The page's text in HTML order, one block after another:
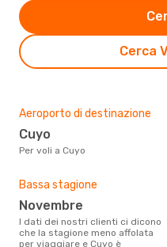
Cerca
Aeroporto di destinazione
Cuyo
Per voli a Cuyo
Bassa stagione
novembre
I dati dei nostri clienti ci dicono
che la stagione meno affolata
per viaggiare e Cuyo è